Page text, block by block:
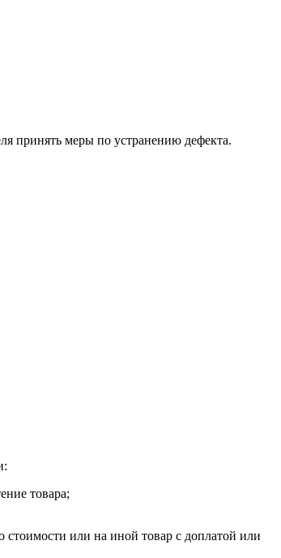
принять меры по устранению дефекта.
товара;
стоимости или на иной товар с доплатой или